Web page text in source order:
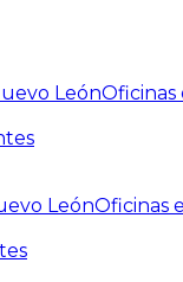
León
LeónOficinas